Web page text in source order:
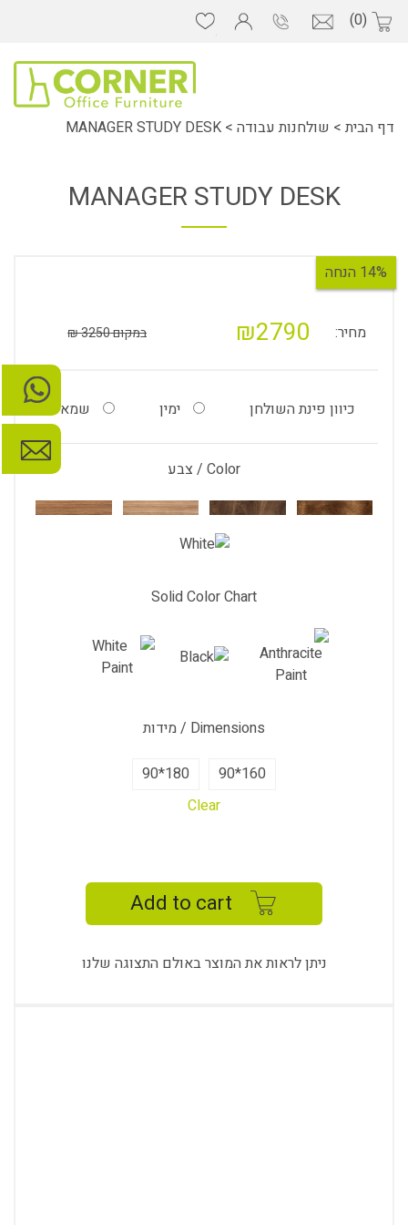
(0)
דף הבית > שולחנות עבודה >
MANAGER STUDY DESK
MANAGER STUDY DESK
14% הנחה
מחיר: ₪2790 במקום 3250 ₪
כיוון פינת השולחן ימין שמאל
Color / צבע
Solid Color Chart
Dimensions / מידות
160*90
180*90
Clear
Add to cart
ניתן לראות את המוצר באולם התצוגה שלנו